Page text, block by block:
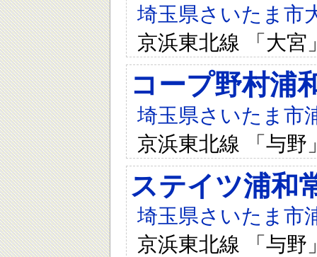
埼玉県さいたま市
京浜東北線 「大宮
コープ野村浦
埼玉県さいたま市
京浜東北線 「与野
ステイツ浦和
埼玉県さいたま市
京浜東北線 「与野